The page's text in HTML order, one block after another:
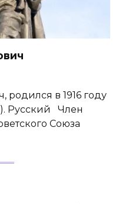
родился в 1916 году
Русский Член
Союза